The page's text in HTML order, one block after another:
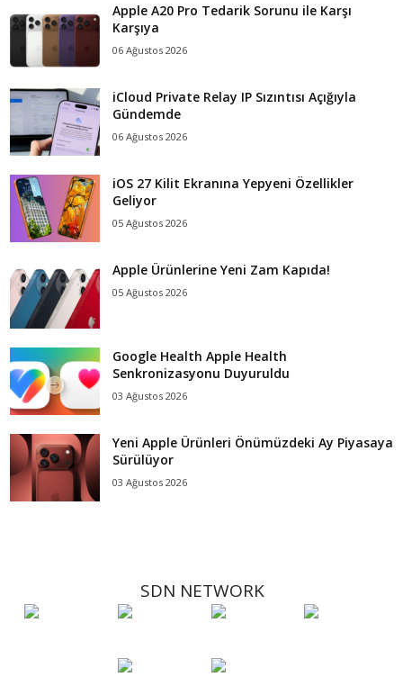
Apple A20 Pro Tedarik Sorunu ile Karşı
Karşıya
06 Ağustos 2026
iCloud Private Relay IP Sızıntısı Açığıyla
Gündemde
06 Ağustos 2026
iOS 27 Kilit Ekranına Yepyeni Özellikler
Geliyor
05 Ağustos 2026
Apple Ürünlerine Yeni Zam Kapıda!
05 Ağustos 2026
Google Health Apple Health
Senkronizasyonu Duyuruldu
03 Ağustos 2026
Yeni Apple Ürünleri Önümüzdeki Ay Piyasaya
Sürülüyor
03 Ağustos 2026
SDN NETWORK